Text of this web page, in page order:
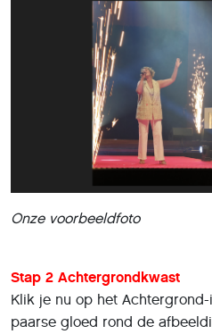
Onze voorbeeldfoto
Stap 2 Achtergrondkwast
Klik je nu op het
paarse gloed rond de